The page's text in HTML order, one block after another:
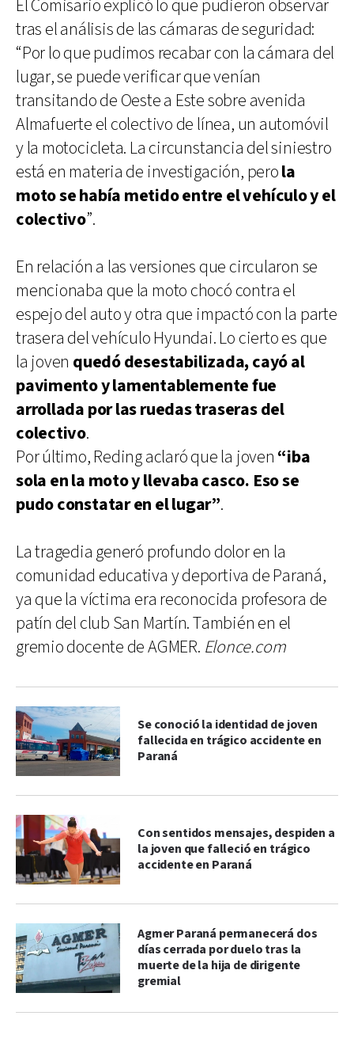
El Comisario explicó lo que pudieron observar
tras el análisis de las cámaras de seguridad:
“Por lo que pudimos recabar con la cámara del
lugar, se puede verificar que venían
transitando de Oeste a Este sobre avenida
Almafuerte el colectivo de línea, un automóvil
y la motocicleta. La circunstancia del siniestro
está en materia de investigación, perola
moto se había metido entre el vehículo y el
colectivo”.
En relación a las versiones que circularon se
mencionaba que la moto chocó contra el
espejo del auto y otra que impactó con la parte
trasera del vehículo Hyundai. Lo cierto es que
la joven quedó desestabilizada, cayó al
pavimento y lamentablemente fue
arrollada por las ruedas traseras del
colectivo.
Por último, Reding aclaró que la joven “iba
sola en la moto y llevaba casco. Eso se
pudo constatar en el lugar”.
La tragedia generó profundo dolor en la
comunidad educativa y deportiva de Paraná,
ya que la víctima era reconocida profesora de
patín del club San Martín. También en el
gremio docente de AGMER. Elonce.com
Se conoció la identidad de joven
fallecida en trágico accidente en
Paraná
Con sentidos mensajes, despiden a
la joven que falleció en trágico
accidente en Paraná
Agmer Paraná permanecerá dos
días cerrada por duelo tras la
muerte de la hija de dirigente
gremial